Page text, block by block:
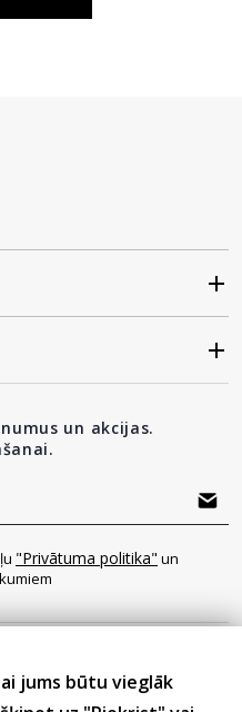
un akcijas.
"Privātuma politika" un
jums būtu vieglāk